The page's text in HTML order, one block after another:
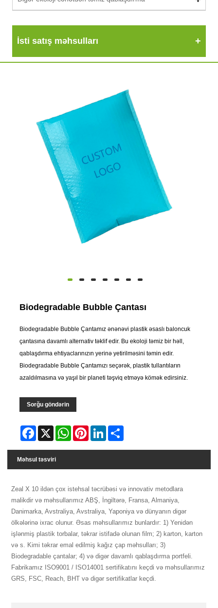
İsti satış məhsulları
Biodegradable Bubble Çantası
Biodegradable Bubble Çantamız ənənəvi plastik əsaslı baloncuk
çantasına davamlı alternativ təklif edir. Bu ekoloji təmiz bir həll,
qablaşdırma ehtiyaclarınızın yerinə yetirilməsini təmin edir.
Biodegradable Bubble Çantamızı seçərək, plastik tullantıların
azaldılmasına və yaşıl bir planeti təşviq etməyə kömək edirsiniz.
Sorğu göndərin
Facebook
X WhatsAppPinterestLinkedIn
Məhsul təsviri
Zeal X 10 ildən çox istehsal təcrübəsi və innovativ metodlara
malikdir və məhsullarımız ABŞ, İngiltərə, Fransa, Almaniya,
Danimarka, Avstraliya, Avstraliya, Yaponiya və dünyanın digər
ölkələrinə ixrac olunur. Əsas məhsullarımız bunlardır: 1) Yenidən
işlənmiş plastik torbalar, təkrar istifadə olunan film; 2) karton, karton
və s. Kimi təkrar emal edilmiş kağız çap məhsulları; 3)
Biodegradable çantalar; 4) və digər davamlı qablaşdırma portfeli.
Fabrikamız ISO9001 / ISO14001 sertifikatını keçdi və məhsullarımız
GRS, FSC, Reach, BHT və digər sertifikatlar keçdi.